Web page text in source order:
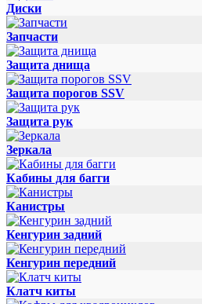
Диски
Запчасти
Защита днища
Защита порогов SSV
Защита рук
Зеркала
Кабины для багги
Канистры
Кенгурин задний
Кенгурин передний
Клатч киты